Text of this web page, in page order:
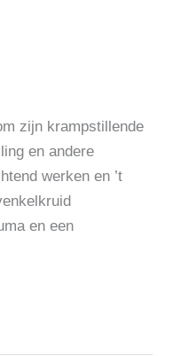
zijn krampstillende
en andere
werken en ’t
en een